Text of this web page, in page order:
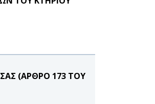
(ΑΡΘΡΟ 173 ΤΟΥ